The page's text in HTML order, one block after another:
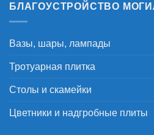
БЛАГОУСТРОЙСТВО
Вазы, шары, лампады
Тротуарная плитка
Столы и скамейки
Цветники и надгробные плиты